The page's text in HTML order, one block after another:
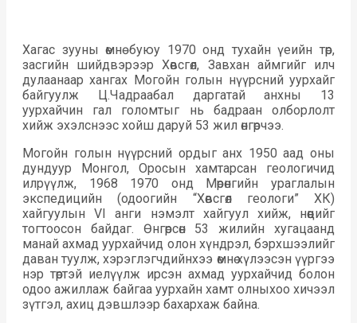
Хагас зууны өмнө буюу 1970 онд тухайн үеийн төр,
засгийн шийдвэрээр Хөвсгөл, Завхан аймгийг илч
дулаанаар хангах Могойн голын нүүрсний уурхайг
байгуулж Ц.Чадраабал даргатай анхны 13
уурхайчин гал голомтыг нь бадраан олборлолт
хийж эхэлснээс хойш даруй 53 жил өнгөрчээ.
Могойн голын нүүрсний ордыг анх 1950 аад оны
дундуур Монгол, Оросын хамтарсан геологичид
илрүүлж, 1968 1970 онд Мөрөнгийн ураглалын
экспедицийн (одоогийн “Хөвсгөл геологи” ХК)
хайгуулын VI анги нэмэлт хайгуул хийж, нөөцийг
тогтоосон байдаг. Өнгөрсөн 53 жилийн хугацаанд
манай ахмад уурхайчид олон хүндрэл, бэрхшээлийг
даван туулж, хэрэглэгчдийнхээ өмнө хүлээсэн үүргээ
нэр төртэй иелүүлж ирсэн ахмад уурхайчид болон
одоо ажиллаж байгаа уурхайн хамт олныхоо хичээл
зүтгэл, ахиц дэвшлээр бахархаж байна.